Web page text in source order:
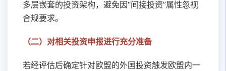
多层嵌套的投资架构，避免因“间接投资”属性忽视
合规要求。
（二）对相关投资申报进行充分准备
若经评估后确定针对欧盟的外国投资触发欧盟内一